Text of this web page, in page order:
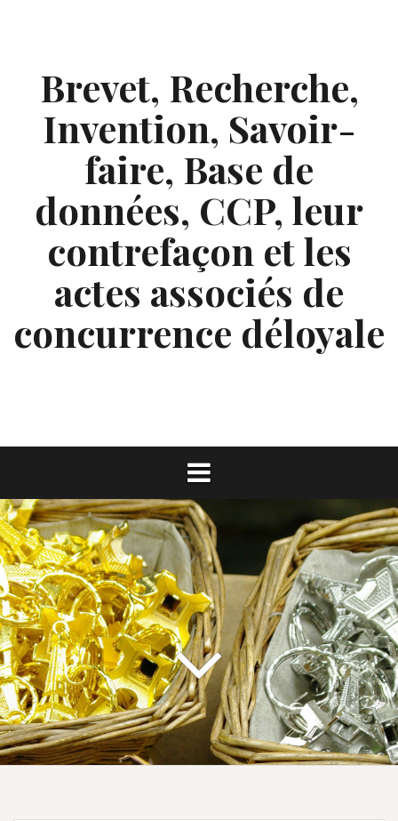
Brevet, Recherche,
Invention, Savoir-
faire, Base de
données, CCP, leur
contrefaçon et les
actes associés de
concurrence déloyale